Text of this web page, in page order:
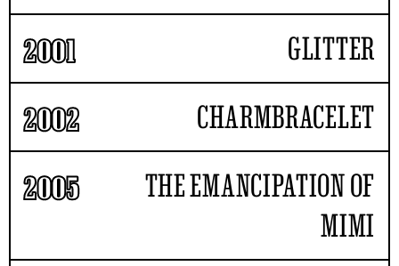
2001 GLITTER
2002 CHARMBRACELET
2005
THE EMANCIPATION OF
MIMI